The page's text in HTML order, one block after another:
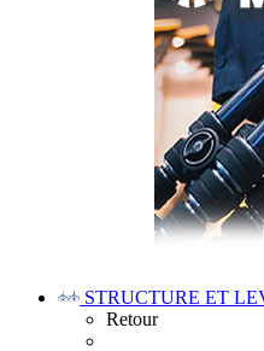
STRUCTURE ET
Retour